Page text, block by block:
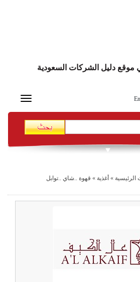
موقع دليل الشركات السعودية
Toggle
الرئيسية » أغذية » قهوة ..شاي ..توابل